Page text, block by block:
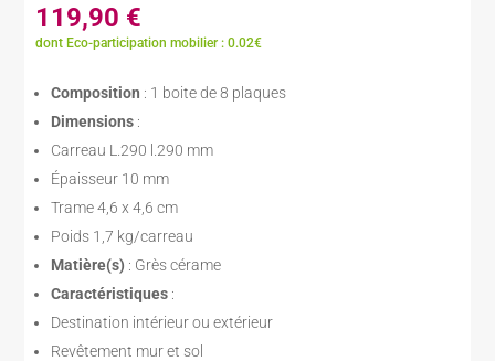
119,90 €
dont Eco-participation mobilier : 0.02€
Composition : 1 boite de 8 plaques
Dimensions :
Carreau L.290 l.290 mm
Épaisseur 10 mm
Trame 4,6 x 4,6 cm
Poids 1,7 kg/carreau
Matière(s) : Grès cérame
Caractéristiques :
Destination intérieur ou extérieur
Revêtement mur et sol